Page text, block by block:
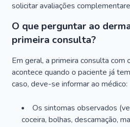
solicitar avaliações
O que perguntar ao
primeira consulta?
Em geral, a primeira consulta
acontece quando o paciente já
caso, deve-se informar ao médico:
Os sintomas observados
coceira, bolhas, descamação,